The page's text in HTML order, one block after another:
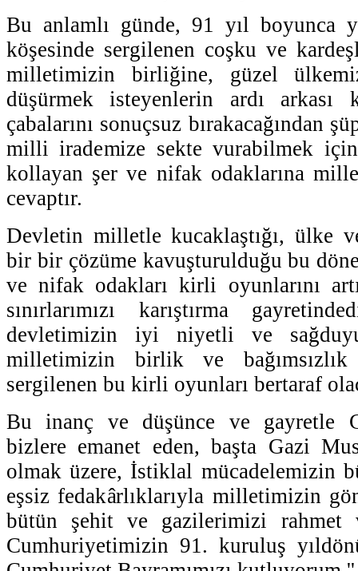
Bu anlamlı günde, 91 yıl boyunca
köşesinde sergilenen coşku ve
milletimizin birliğine, güzel
düşürmek isteyenlerin ardı arkası
çabalarını sonuçsuz bırakacağından
milli irademize sekte vurabilmek
kollayan şer ve nifak odaklarına
cevaptır.
Devletin milletle kucaklaştığı, ülke
bir bir çözüme kavuşturulduğu bu
ve nifak odakları kirli oyunlarını
sınırlarımızı karıştırma
devletimizin iyi niyetli ve
milletimizin birlik ve bağımsızlık
sergilenen bu kirli oyunları bertaraf
Bu inanç ve düşünce ve gayretle
bizlere emanet eden, başta Gazi
olmak üzere, İstiklal mücadelemizin
eşsiz fedakârlıklarıyla milletimizin
bütün şehit ve gazilerimizi rahmet
Cumhuriyetimizin 91. kuruluş